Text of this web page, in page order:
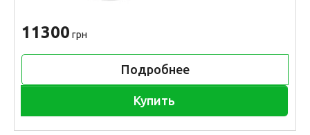
11300 грн
Подробнее
Купить